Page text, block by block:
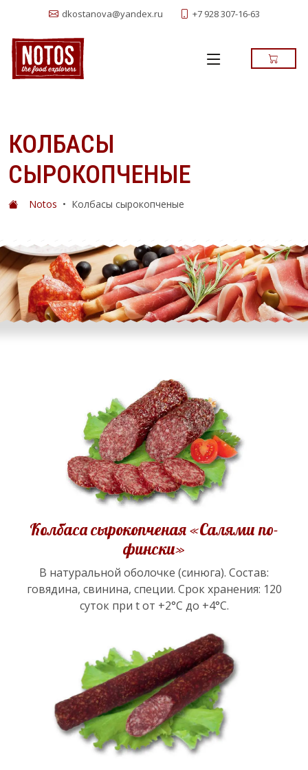
dkostanova@yandex.ru +7 928 307-16-63
КОЛБАСЫ
СЫРОКОПЧЕНЫЕ
Notos • Колбасы сырокопченые
Колбаса сырокопченая «Салями по-
фински»
В натуральной оболочке (синюга). Состав:
говядина, свинина, специи. Срок хранения: 120
суток при t от +2°С до +4°С.